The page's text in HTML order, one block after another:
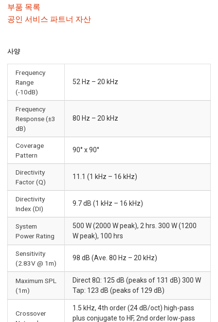
부품 목록
공인 서비스 파트너 자산
사양
Frequency
Range
(-10dB)
52 Hz – 20 kHz
Frequency
Response (±3
dB)
80 Hz – 20 kHz
Coverage
Pattern
90° x 90°
Directivity
Factor (Q)
11.1 (1 kHz – 16 kHz)
Directivity
Index (DI)
9.7 dB (1 kHz – 16 kHz)
System
Power Rating
500 W (2000 W peak), 2 hrs. 300 W (1200
W peak), 100 hrs
Sensitivity
(2.83V @ 1m)
98 dB (Ave. 80 Hz – 20 kHz)
Maximum SPL
(1m)
Direct 8Ω: 125 dB (peaks of 131 dB) 300 W
Tap: 123 dB (peaks of 129 dB)
Crossover
1.5 kHz, 4th order (24 dB/oct) high-pass
plus conjugate to HF, 2nd order low-pass